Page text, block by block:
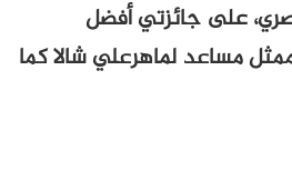
على جائزتي أفضل
مساعد لماهرعلي شالا كما